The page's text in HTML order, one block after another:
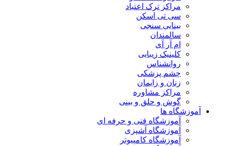
مراکز ترک اعتیاد
سی تی اسکن
بینایی سنجی
سالمندان
ام آر آی
کلینیک زیبایی
روانشناس
چشم پزشکی
زنان و زایمان
مراکز مشاوره
گوش و حلق و بینی
آموزشگاه ها
آموزشگاه فنی و حرفه ای
آموزشگاه آشپزی
آموزشگاه کامپیوتر